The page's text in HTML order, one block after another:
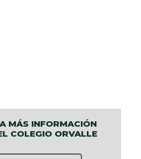
MÁS INFORMACIÓN
COLEGIO ORVALLE